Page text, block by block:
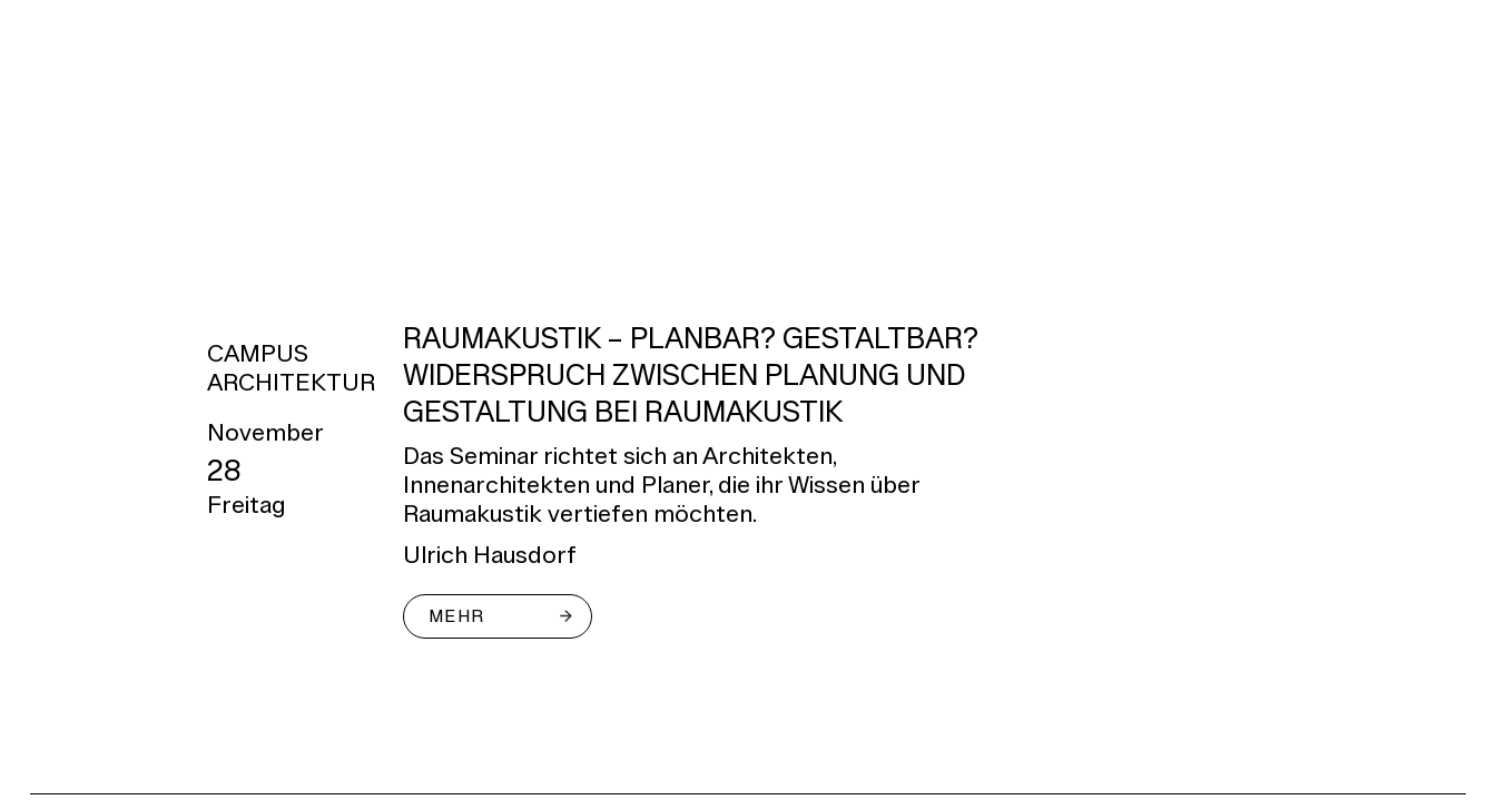
CAMPUS
ARCHITEKTUR
November
28
Freitag
RAUMAKUSTIK – PLANBAR? GESTALTBAR?
WIDERSPRUCH ZWISCHEN PLANUNG UND
GESTALTUNG BEI RAUMAKUSTIK
Das Seminar richtet sich an Architekten,
Innenarchitekten und Planer, die ihr Wissen über
Raumakustik vertiefen möchten.
Ulrich Hausdorf
MEHR